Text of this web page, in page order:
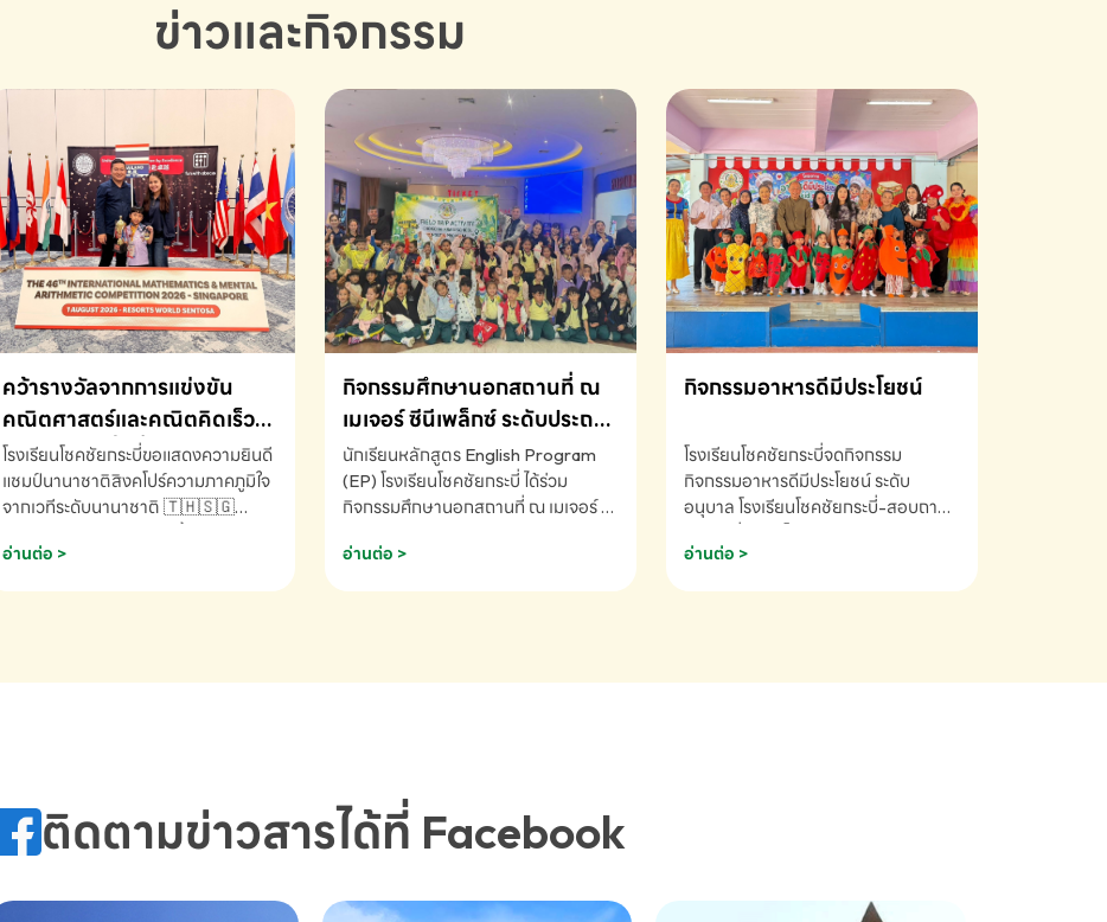
ข่าวและกิจกรรม
คว้ารางวัลจากการแข่งขัน
คณิตศาสตร์และคณิตคิดเร็ว
นานาชาติ ครั้งที่ 46 ประจำปี
2569 ณ ประเทศสิงคโปร์
โรงเรียนโชคชัยกระบี่ขอแสดงความยินดี
แชมป์นานาชาติสิงคโปร์ความภาคภูมิใจ
จากเวทีระดับนานาชาติ 🇹🇭🇸🇬
K3 โรงเรียนโชคชัยกระบี่ จ.กระบี่ คว้า
AND MENTAL ARITHMETIC
Arithmetic Competition K2(Grop)
โรงเรียนโชคชัยกระบี่-สอบถามข้อมูล
อ่านต่อ >
กิจกรรมศึกษานอกสถานที่ ณ
เมเจอร์ ซีนีเพล็กซ์ ระดับประถม
ศึกษา (EP.1-6)
นักเรียนหลักสูตร English Program
(EP) โรงเรียนโชคชัยกระบี่ ได้ร่วม
กิจกรรมศึกษานอกสถานที่ ณ เมเจอร์ ซี
(Soundtrack)เพื่อเสริมทักษะการฟัง
โชคชัยกระบี่-สอบถามข้อมูลเพิ่มเติม
อ่านต่อ >
กิจกรรมอาหารดีมีประโยชน์
โรงเรียนโชคชัยกระบี่จดกิจกรรม
กิจกรรมอาหารดีมีประโยชน์ ระดับ
อนุบาล โรงเรียนโชคชัยกระบี่-สอบถาม
อ่านต่อ >
ติดตามข่าวสารได้ที่ Facebook